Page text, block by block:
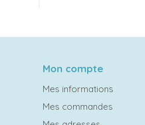
Mon compte
Mes informations
Mes commandes